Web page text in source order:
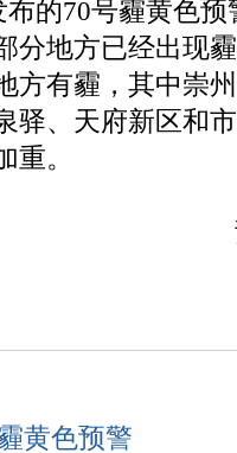
布的70号霾黄色
分地方已经出现
方有霾，其中崇
驿、天府新区和
重。
黄色预警